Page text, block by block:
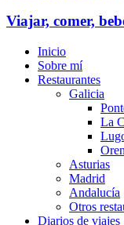
Viajar, comer,
Inicio
Sobre mí
Restaurantes
Galicia
La
Asturias
Madrid
Andalucía
Otros
Diarios de viajes